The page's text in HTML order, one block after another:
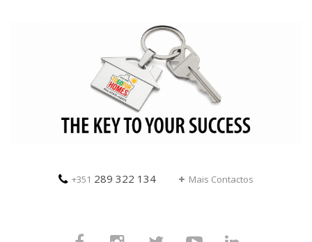
+351 289 322 134 Mais Contactos